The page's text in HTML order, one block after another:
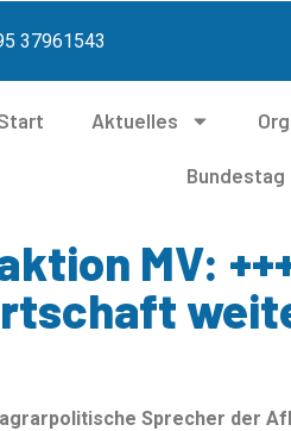
37961543
Aktuelles
Bundestag
MV:
Sprecher der